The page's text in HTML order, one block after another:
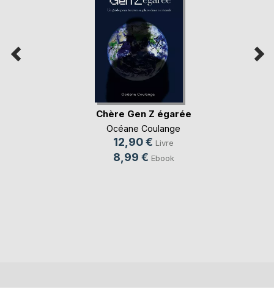
Chère Gen Z égarée
Océane Coulange
12,90 € Livre
8,99 € Ebook